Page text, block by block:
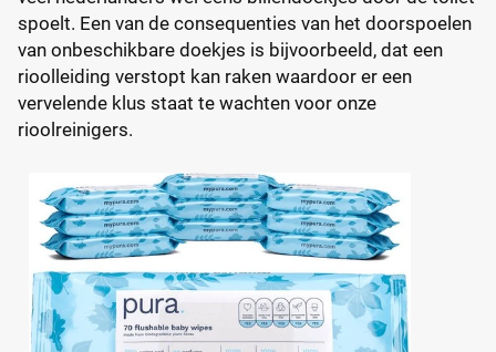
spoelt. Een van de consequenties van het doorspoelen
van onbeschikbare doekjes is bijvoorbeeld, dat een
rioolleiding verstopt kan raken waardoor er een
vervelende klus staat te wachten voor onze
rioolreinigers.